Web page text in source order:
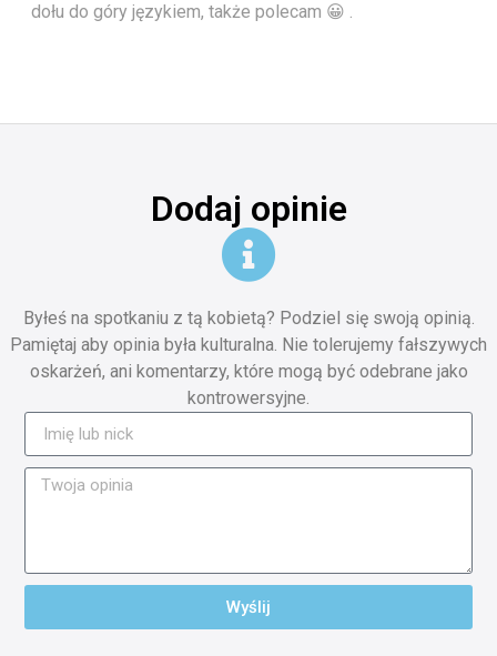
dołu do góry językiem, także polecam 😀 .
Dodaj opinie
Byłeś na spotkaniu z tą kobietą? Podziel się swoją opinią.
Pamiętaj aby opinia była kulturalna. Nie tolerujemy fałszywych
oskarżeń, ani komentarzy, które mogą być odebrane jako
kontrowersyjne.
Wyślij